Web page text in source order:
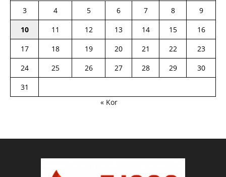
3
4 5 6 7 8
9
10
11 12 13 14 15
16
17
18 19 20 21 22
23
24
25 26 27 28 29
30
31
« Kor